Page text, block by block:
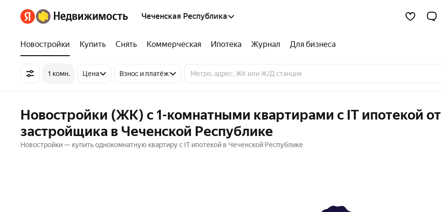
Чеченская Республика
Новостройки Купить Снять Коммерческая Ипотека Журнал Для бизнеса
1 комн. Цена Взнос и платёж
Новостройки (ЖК) с 1-комнатными квартирами с IT ипотекой от
застройщика в Чеченской Республике
Новостройки — купить однокомнатную квартиру с IT ипотекой в Чеченской Республике